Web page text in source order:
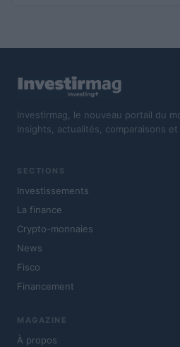
Investirmag, le nouveau portail du
Insights, actualités, comparaisons et
SECTIONS
Investissements
La finance
Crypto-monnaies
News
Fisco
Financement
MAGAZINE
À propos